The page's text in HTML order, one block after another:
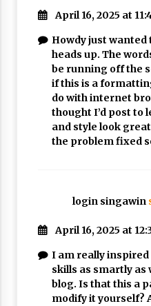
April 16, 2025 at
Howdy just wanted
heads up. The
be running off the
if this is a
do with internet
thought I’d post to
and style look
the problem fixed
login singawin
April 16, 2025 at
I am really
skills as smartly
blog. Is that this a
modify it yourself?